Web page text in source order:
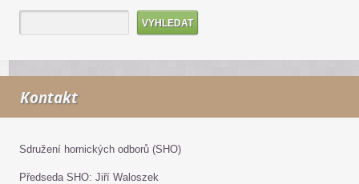
Kontakt
Sdružení hornických odborů (SHO)
Předseda SHO: Jiří Waloszek